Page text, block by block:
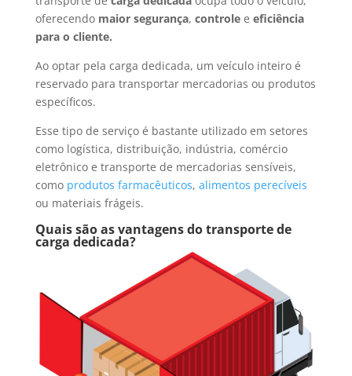
oferecendo maior segurança, controle e eficiência
para o cliente.
Ao optar pela carga dedicada, um veículo inteiro é
reservado para transportar mercadorias ou produtos
específicos.
Esse tipo de serviço é bastante utilizado em setores
como logística, distribuição, indústria, comércio
eletrônico e transporte de mercadorias sensíveis,
como produtos farmacêuticos, alimentos perecíveis
ou materiais frágeis.
Quais são as vantagens do transporte de
carga dedicada?